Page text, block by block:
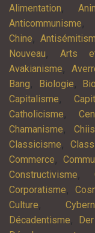
Alimentation,
Anticommunisme,
Chine,
Nouveau,Arts
Avakianisme,
Bang, Biologie,
Capitalisme,
Catholicisme,
Chamanisme,
Classicisme,
Commerce,
Constructivisme,
Corporatisme,
Culture,
Décadentisme,